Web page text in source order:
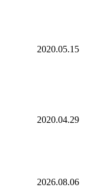
2020.05.15
2020.04.29
2026.08.06